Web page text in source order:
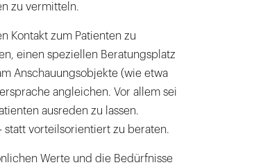
zu vermitteln.
Kontakt zum Patienten zu
einen speziellen Beratungsplatz
Anschauungsobjekte (wie etwa
angleichen. Vor allem sei
ausreden zu lassen.
statt vorteilsorientiert zu beraten.
Werte und die Bedürfnisse